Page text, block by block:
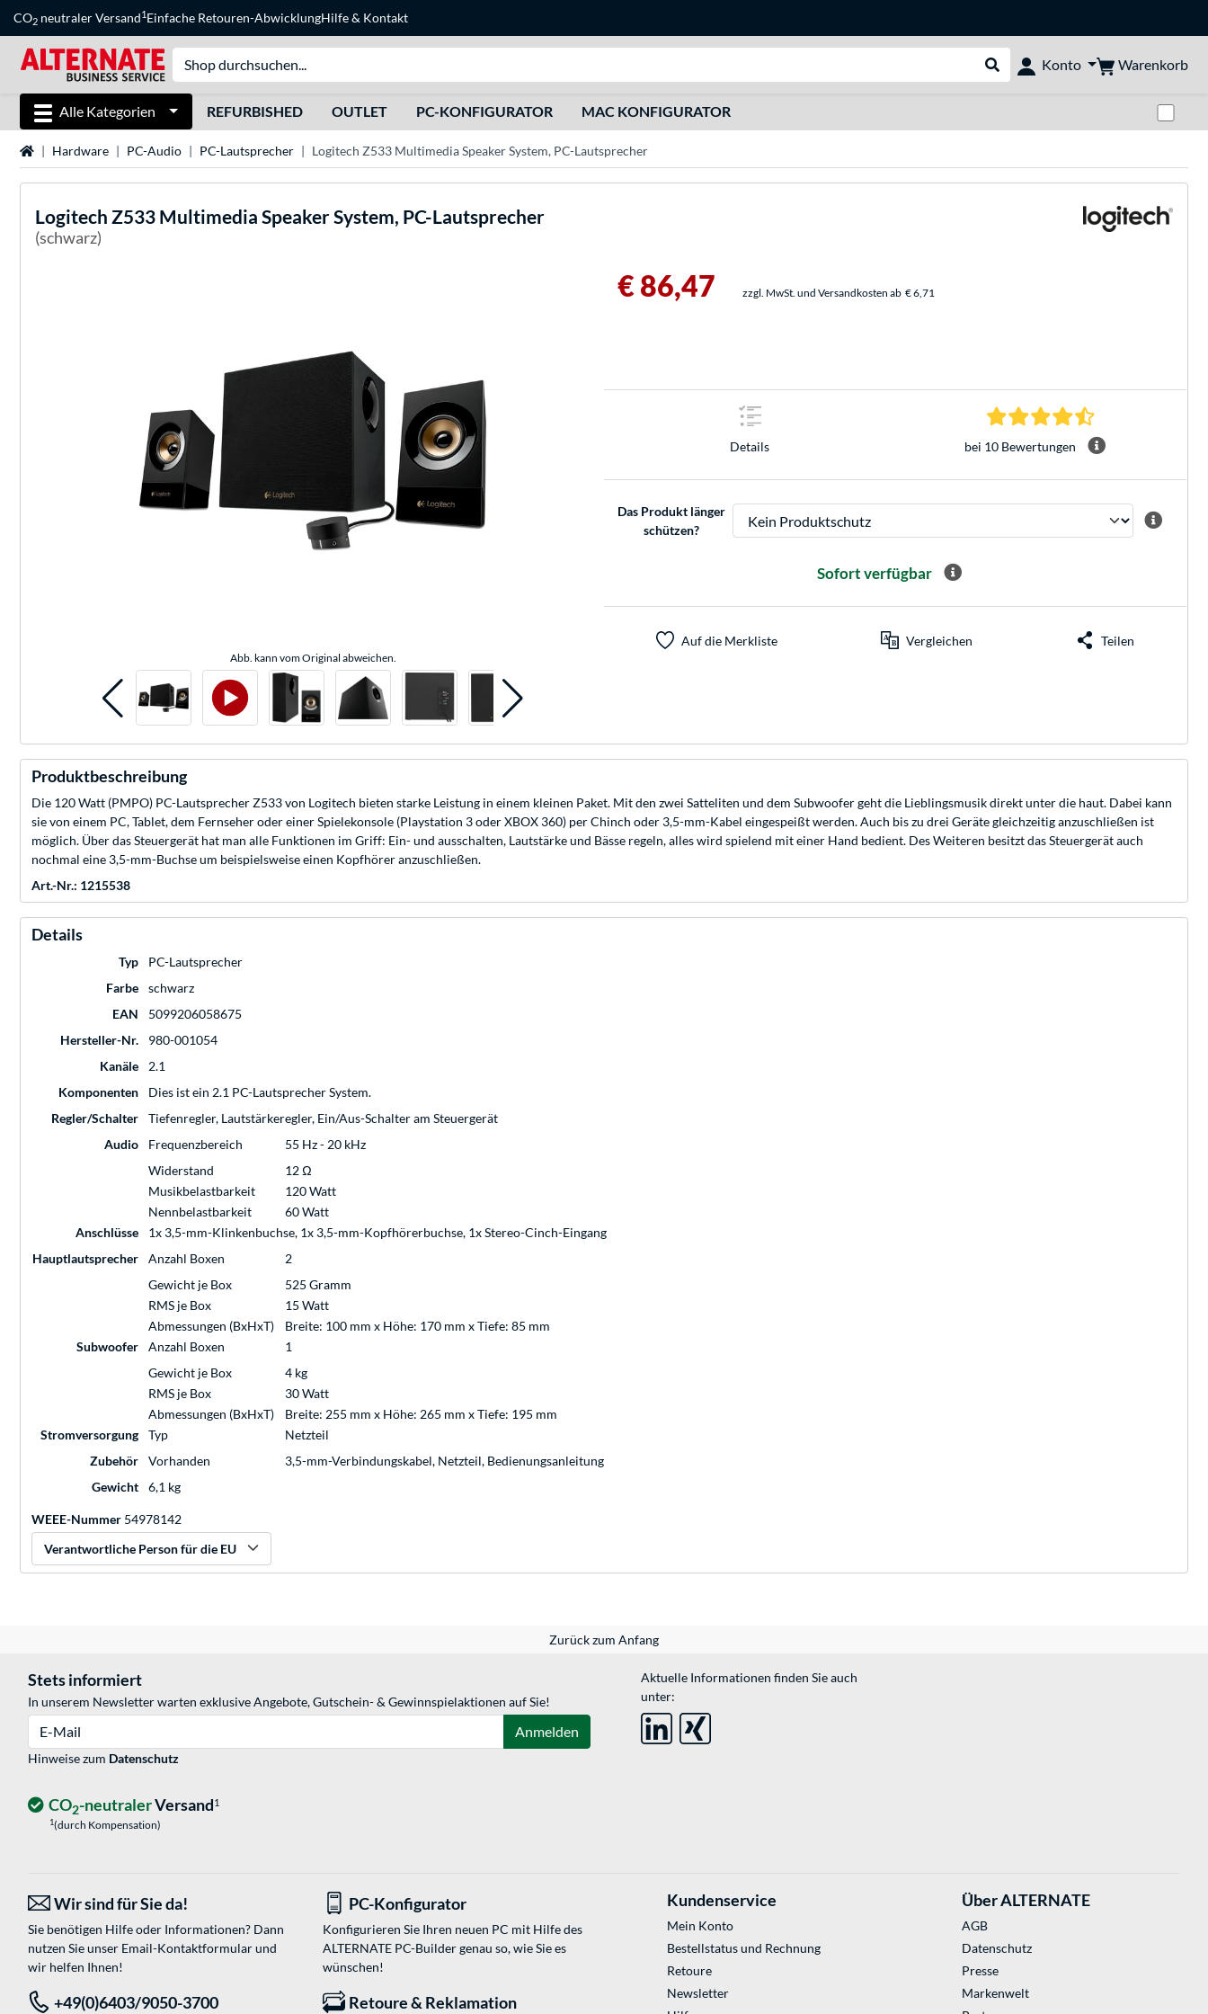
CO2 neutraler Versand1Einfache Retouren-AbwicklungHilfe& Kontakt
Suche durchführen
Konto Warenkorb
Alle Kategorien REFURBISHED OUTLET PC-KONFIGURATOR MAC KONFIGURATOR
StartseiteHardware PC-Audio PC-Lautsprecher Logitech Z533 Multimedia Speaker System, PC-Lautsprecher
Logitech Z533 Multimedia Speaker System, PC-Lautsprecher
(schwarz)
Abb. kann vom Original abweichen.
€ 86,47 zzgl. MwSt. und Versandkosten ab € 6,71
Details
4.5 Sterne bei 10
bei 10 Bewertungen
Das Produkt länger
schützen?
Sofort verfügbar
Auf die Merkliste Vergleichen Teilen
Produktbeschreibung
Die 120 Watt (PMPO) PC-Lautsprecher Z533 von Logitech bieten starke Leistung in einem kleinen Paket. Mit den zwei Satteliten und dem Subwoofer geht die Lieblingsmusik direkt unter die haut. Dabei kann
sie von einem PC, Tablet, dem Fernseher oder einer Spielekonsole (Playstation 3 oder XBOX 360) per Chinch oder 3,5-mm-Kabel eingespeißt werden. Auch bis zu drei Geräte gleichzeitig anzuschließen ist
möglich. Über das Steuergerät hat man alle Funktionen im Griff: Ein- und ausschalten, Lautstärke und Bässe regeln, alles wird spielend mit einer Hand bedient. Des Weiteren besitzt das Steuergerät auch
nochmal eine 3,5-mm-Buchse um beispielsweise einen Kopfhörer anzuschließen.
Art.-Nr.: 1215538
Details
Typ
PC-Lautsprecher
Farbe
schwarz
EAN
5099206058675
Hersteller-Nr.
980-001054
Kanäle
2.1
Komponenten
Dies ist ein 2.1 PC-Lautsprecher System.
Regler/Schalter
Tiefenregler, Lautstärkeregler, Ein/Aus-Schalter am Steuergerät
Audio
Frequenzbereich
55 Hz - 20 kHz
Widerstand
12 Ω
Musikbelastbarkeit
120 Watt
Nennbelastbarkeit
60 Watt
Anschlüsse
1x 3,5-mm-Klinkenbuchse, 1x 3,5-mm-Kopfhörerbuchse, 1x Stereo-Cinch-Eingang
Hauptlautsprecher
Anzahl Boxen
2
Gewicht je Box
525 Gramm
RMS je Box
15 Watt
Abmessungen (BxHxT)
Breite: 100 mm x Höhe: 170 mm x Tiefe: 85 mm
Subwoofer
Anzahl Boxen
1
Gewicht je Box
4 kg
RMS je Box
30 Watt
Abmessungen (BxHxT)
Breite: 255 mm x Höhe: 265 mm x Tiefe: 195 mm
Stromversorgung
Typ
Netzteil
Zubehör
Vorhanden
3,5-mm-Verbindungskabel, Netzteil, Bedienungsanleitung
Gewicht
6,1 kg
WEEE-Nummer 54978142
Verantwortliche Person für die EU
Zurück zum Anfang
Stets informiert
In unserem Newsletter warten exklusive Angebote, Gutschein- & Gewinnspielaktionen auf Sie!
Anmelden
Hinweise zum Datenschutz
Aktuelle Informationen finden Sie auch
unter:
CO2-neutralerVersand1
1(durch Kompensation)
Wir sind für Sie da!
Sie benötigen Hilfe oder Informationen? Dann
nutzen Sie unser Email-Kontaktformularund
wir helfen Ihnen!
PC-Konfigurator
Konfigurieren Sie Ihren neuen PC mit Hilfe des
ALTERNATE PC-Builder genau so, wie Sie es
wünschen!
+49(0)6403/9050-3700 Retoure & Reklamation
Kundenservice
Mein Konto
Bestellstatus und Rechnung
Retoure
Newsletter
Über ALTERNATE
AGB
Datenschutz
Presse
Markenwelt